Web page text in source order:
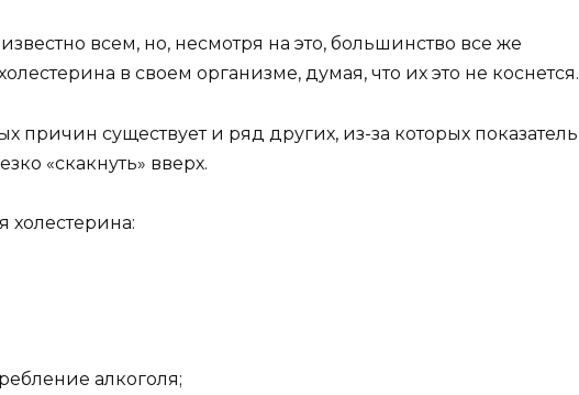
всем, но, несмотря на это, большинство все же
в своем организме, думая, что их это не коснется.
причин существует и ряд других, из-за которых показатель
«скакнуть» вверх.
алкоголя;